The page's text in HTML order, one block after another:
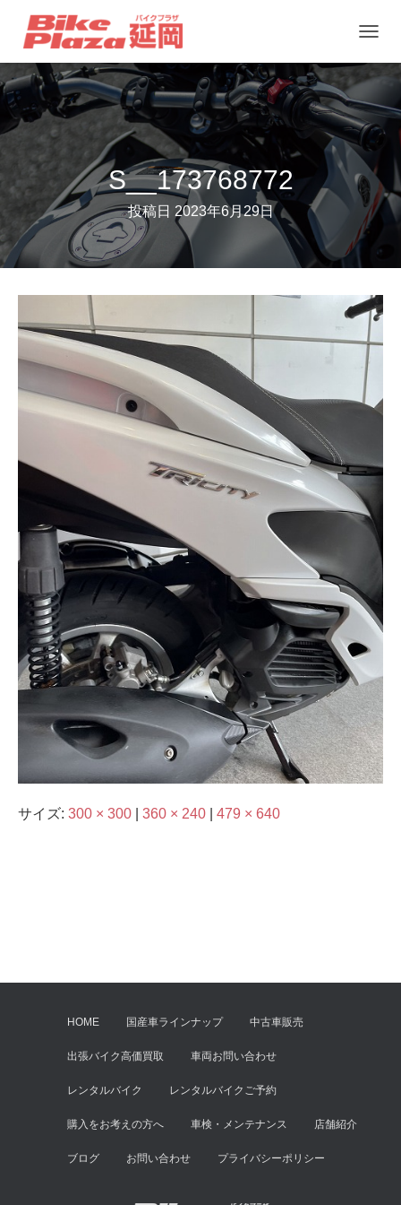
ビ
ー
シ
ョ
ン
を
り
え
S__173768772
投稿日 2023年6月29日
サイズ: 300 × 300 360 × 240 479 × 640
HOME 国産車ラインナップ 中古車販売
出張バイク高価買取 車両お問い合わせ
レンタルバイク レンタルバイクご予約
購入をお考えの方へ 車検・メンテナンス 店舗紹介
ブログ お問い合わせ プライバシーポリシー